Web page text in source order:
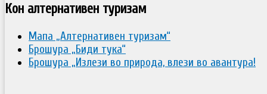
Кон алтернативен туризам
Мапа „Алтернативен туризам“
Брошура „Биди тука“
Брошура „Излези во природа, влези во авантура!